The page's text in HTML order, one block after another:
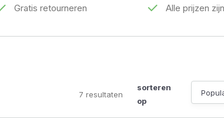
Gratis retourneren Alle prijzen
7 resultatenGesorteerd
sorteren
op